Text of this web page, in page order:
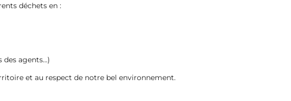
déchets en :
des agents…)
et au respect de notre bel environnement.